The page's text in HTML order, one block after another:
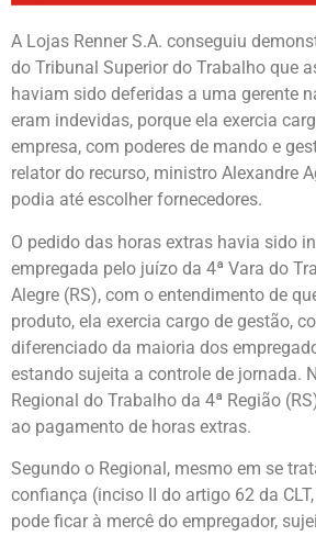
A Lojas Renner S.A. conseguiu
do Tribunal Superior do Trabalho que
haviam sido deferidas a uma gerente
eram indevidas, porque ela exercia
empresa, com poderes de mando e
relator do recurso, ministro Alexandre
podia até escolher fornecedores.
O pedido das horas extras havia sido
empregada pelo juízo da 4ª Vara do
Alegre (RS), com o entendimento de
produto, ela exercia cargo de gestão,
diferenciado da maioria dos
estando sujeita a controle de jornada.
Regional do Trabalho da 4ª Região
ao pagamento de horas extras.
Segundo o Regional, mesmo em se
confiança (inciso II do artigo 62 da
pode ficar à mercê do empregador,